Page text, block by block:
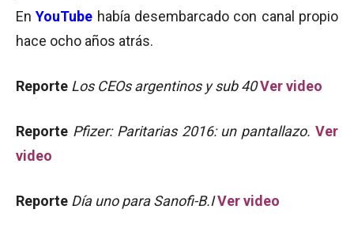
EnYouTube había desembarcado con canal propio
hace ocho años atrás.
Reporte Los CEOs argentinos y sub 40Ver video
Reporte Pfizer: Paritarias 2016: un pantallazo. Ver
video
Reporte Día uno para Sanofi-B.IVer video